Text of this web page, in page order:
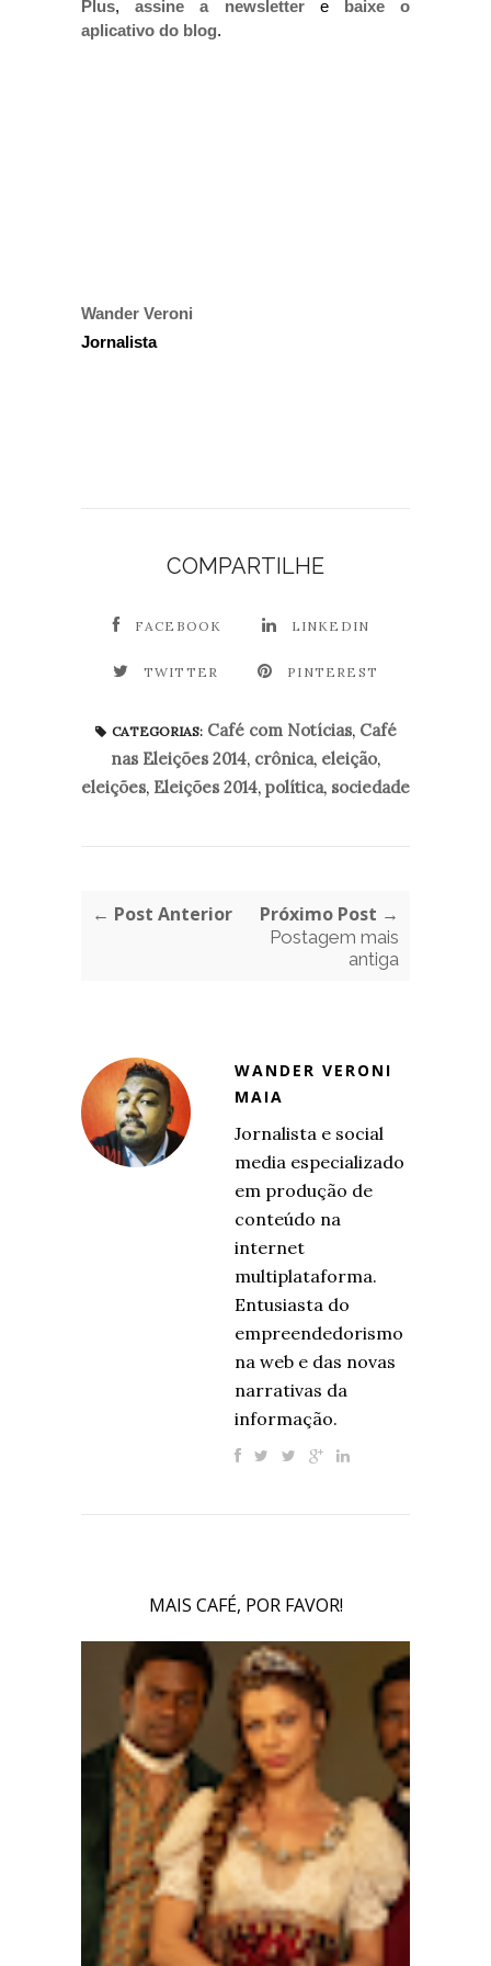
Plus,assine a newslettere
baixe o
aplicativo do blog.
Wander Veroni
Jornalista
COMPARTILHE
FACEBOOK LINKEDIN
TWITTER PINTEREST
CATEGORIAS: Café com Notícias, Café
nas Eleições 2014, crônica, eleição,
eleições, Eleições 2014, política, sociedade
← Post Anterior Próximo Post →
Postagem mais
antiga
WANDER VERONI
MAIA
Jornalista e social
media especializado
em produção de
conteúdo na
internet
multiplataforma.
Entusiasta do
empreendedorismo
na web e das novas
narrativas da
informação.
MAIS CAFÉ, POR FAVOR!